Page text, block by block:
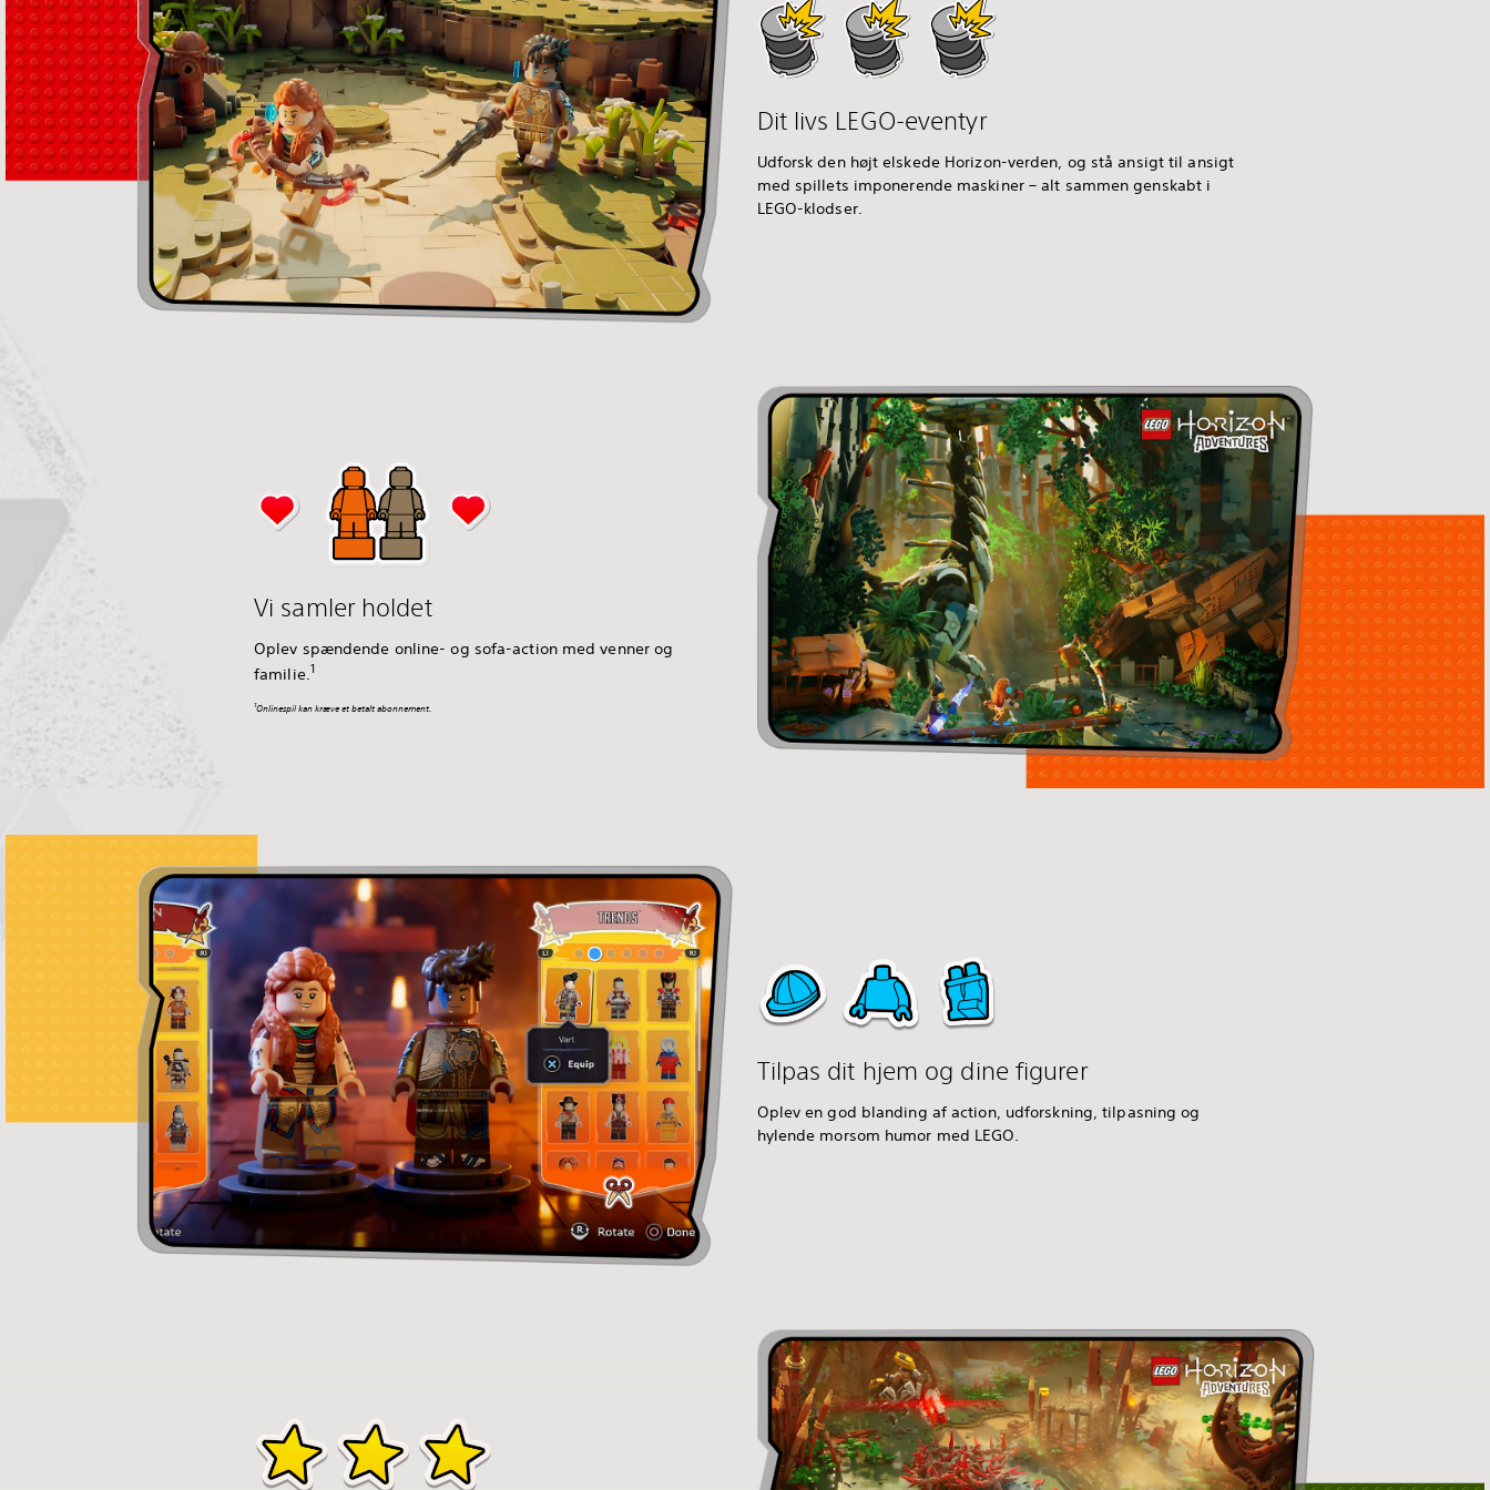
Dit livs LEGO-eventyr
Udforsk den højt elskede Horizon-verden, og stå ansigt til ansigt
med spillets imponerende maskiner – alt sammen genskabt i
LEGO-klodser.
Vi samler holdet
Oplev spændende online- og sofa-action med venner og
familie. 1
1Onlinespil kan kræve et betalt abonnement.
Tilpas dit hjem og dine figurer
Oplev en god blanding af action, udforskning, tilpasning og
hylende morsom humor med LEGO.